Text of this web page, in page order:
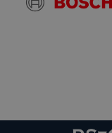
önmagukban